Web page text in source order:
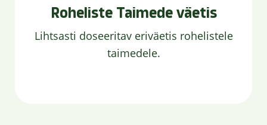
Roheliste Taimede väetis
Lihtsasti doseeritav eriväetis rohelistele
taimedele.